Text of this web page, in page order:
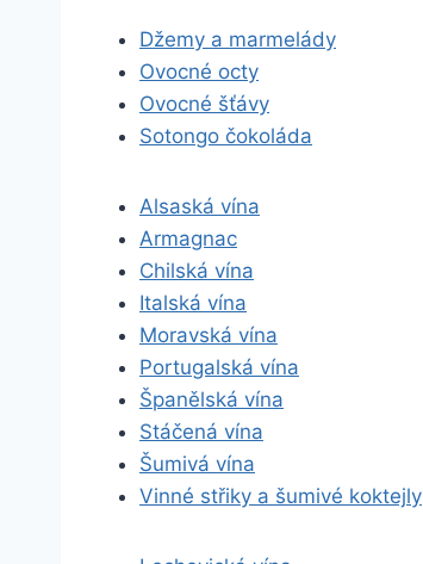
Džemy a marmelády
Ovocné octy
Ovocné šťávy
Sotongo čokoláda
Alsaská vína
Armagnac
Chilská vína
Italská vína
Moravská vína
Portugalská vína
Španělská vína
Stáčená vína
Šumivá vína
Vinné střiky a šumivé koktejly